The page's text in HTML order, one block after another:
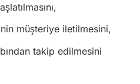
müşteriye iletilmesini,
takip edilmesini